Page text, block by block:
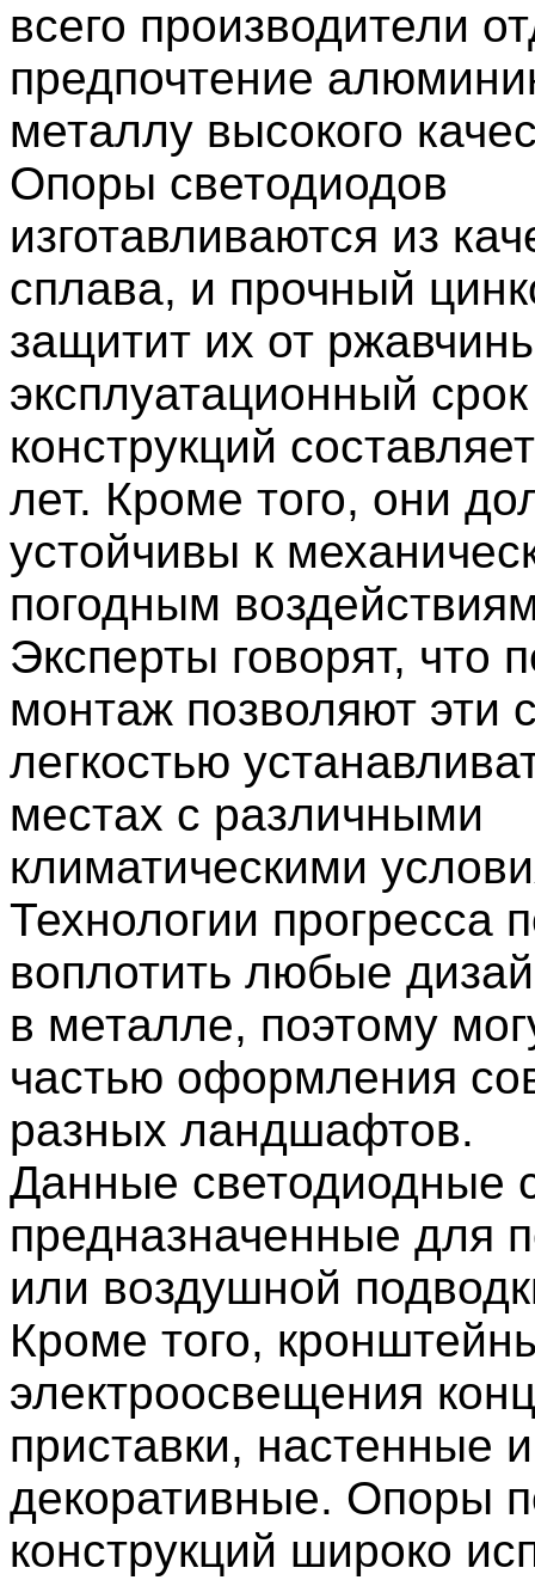
всего производители
предпочтение
металлу высокого
Опоры светодиодов
изготавливаются из
сплава, и прочный
защитит их от
эксплуатационный срок
конструкций
лет. Кроме того, они
устойчивы к
погодным
Эксперты говорят, что
монтаж позволяют эти
легкостью
местах с различными
климатическими
Технологии прогресса
воплотить любые
в металле, поэтому
частью оформления
разных ландшафтов.
Данные светодиодные
предназначенные для
или воздушной
Кроме того,
электроосвещения
приставки, настенные и
декоративные. Опоры
конструкций широко